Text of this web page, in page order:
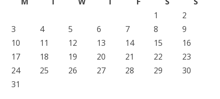
1
2
3
4 5 6 7 8
9
10
11 12 13 14 15
16
17
18 19 20 21 22
23
24
25 26 27 28 29
30
31